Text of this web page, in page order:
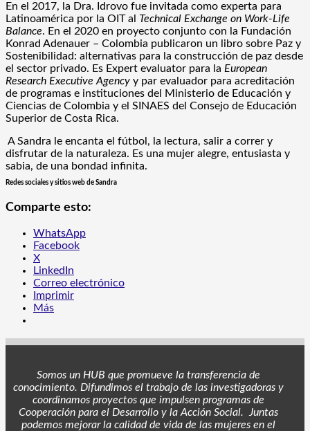
En el 2017, la Dra. Idrovo fue invitada como experta para
Latinoamérica por la OIT al Technical Exchange on Work-Life
Balance. En el 2020 en proyecto conjunto con la Fundación
Konrad Adenauer – Colombia publicaron un libro sobre Paz y
Sostenibilidad: alternativas para la construcción de paz desde
el sector privado. Es Expert evaluator para la European
Research Executive Agency y par evaluador para acreditación
de programas e instituciones del Ministerio de Educación y
Ciencias de Colombia y el SINAES del Consejo de Educación
Superior de Costa Rica.
A Sandra le encanta el fútbol, la lectura, salir a correr y
disfrutar de la naturaleza. Es una mujer alegre, entusiasta y
sabia, de una bondad infinita.
Redes sociales y sitios web de Sandra
Comparte esto:
WhatsApp
Facebook
X
LinkedIn
Correo electrónico
Imprimir
Más
Somos un HUB que promueve la transferencia de
conocimiento. Difundimos el trabajo de las investigadoras y
coordinamos proyectos que impulsen programas de
Cooperación para el Desarrollo y la Acción Social. Juntas
podemos mejorar la calidad de vida de las mujeres en el